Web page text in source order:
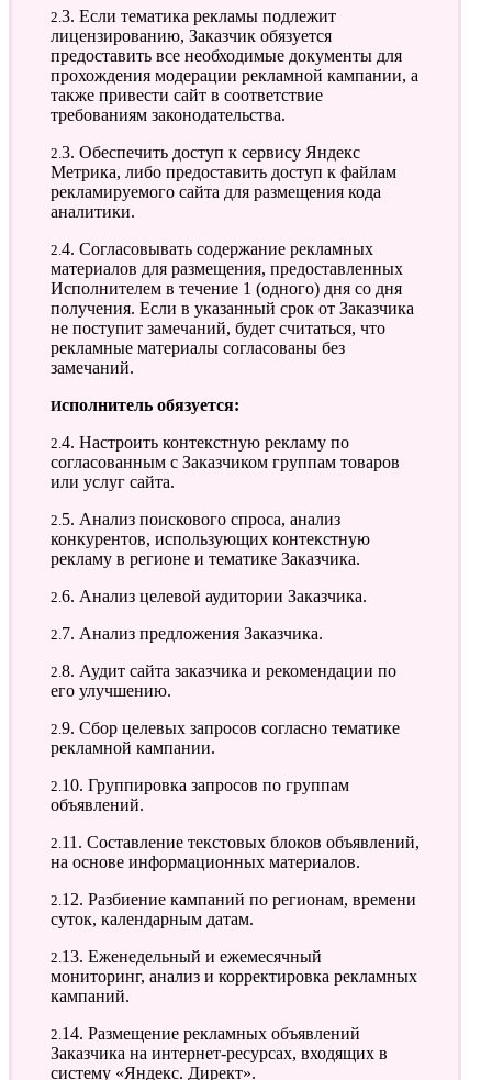
2.3. Если тематика рекламы подлежит
лицензированию, Заказчик обязуется
предоставить все необходимые документы для
прохождения модерации рекламной кампании, а
также привести сайт в соответствие
требованиям законодательства.
2.3. Обеспечить доступ к сервису Яндекс
Метрика, либо предоставить доступ к файлам
рекламируемого сайта для размещения кода
аналитики.
2.4. Согласовывать содержание рекламных
материалов для размещения, предоставленных
Исполнителем в течение 1 (одного) дня со дня
получения. Если в указанный срок от Заказчика
не поступит замечаний, будет считаться, что
рекламные материалы согласованы без
замечаний.
Исполнитель обязуется:
2.4. Настроить контекстную рекламу по
согласованным с Заказчиком группам товаров
или услуг сайта.
2.5. Анализ поискового спроса, анализ
конкурентов, использующих контекстную
рекламу в регионе и тематике Заказчика.
2.6. Анализ целевой аудитории Заказчика.
2.7. Анализ предложения Заказчика.
2.8. Аудит сайта заказчика и рекомендации по
его улучшению.
2.9. Сбор целевых запросов согласно тематике
рекламной кампании.
2.10. Группировка запросов по группам
объявлений.
2.11. Составление текстовых блоков объявлений,
на основе информационных материалов.
2.12. Разбиение кампаний по регионам, времени
суток, календарным датам.
2.13. Еженедельный и ежемесячный
мониторинг, анализ и корректировка рекламных
кампаний.
2.14. Размещение рекламных объявлений
Заказчика на интернет-ресурсах, входящих в
систему «Яндекс. Директ».